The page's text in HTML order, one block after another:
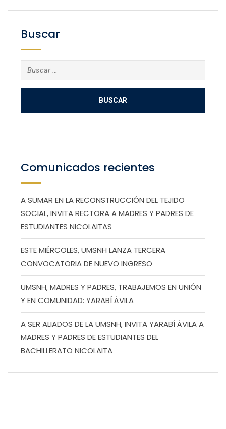
Buscar
Buscar:
Comunicados recientes
A SUMAR EN LA RECONSTRUCCIÓN DEL TEJIDO
SOCIAL, INVITA RECTORA A MADRES Y PADRES DE
ESTUDIANTES NICOLAITAS
ESTE MIÉRCOLES, UMSNH LANZA TERCERA
CONVOCATORIA DE NUEVO INGRESO
UMSNH, MADRES Y PADRES, TRABAJEMOS EN UNIÓN
Y EN COMUNIDAD: YARABÍ ÁVILA
A SER ALIADOS DE LA UMSNH, INVITA YARABÍ ÁVILA A
MADRES Y PADRES DE ESTUDIANTES DEL
BACHILLERATO NICOLAITA